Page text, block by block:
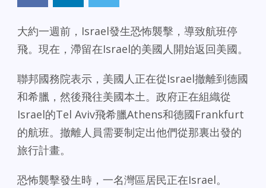
大約一週前，Israel發生恐怖襲擊，導致航班停
飛。現在，滯留在Israel的美國人開始返回美國。
聯邦國務院表示，美國人正在從Israel撤離到德國
和希臘，然後飛往美國本土。政府正在組織從
Israel的Tel Aviv飛希臘Athens和德國Frankfurt
的航班。撤離人員需要制定出他們從那裏出發的
旅行計畫。
恐怖襲擊發生時，一名灣區居民正在Israel。